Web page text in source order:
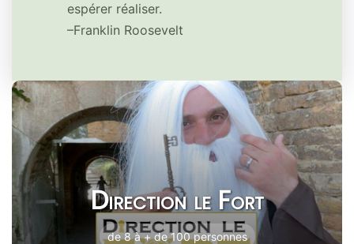
espérer réaliser.
–Franklin Roosevelt
Direction le Fort
de 8 à + de 100 personnes